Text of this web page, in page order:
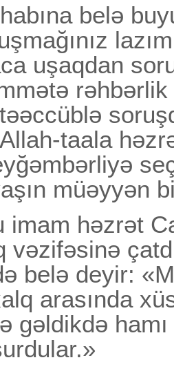
belə
uşaqdan
taala
müəyyən
imam həzrət
vəzifəsinə
belə deyir:
arasında
gəldikdə hamı